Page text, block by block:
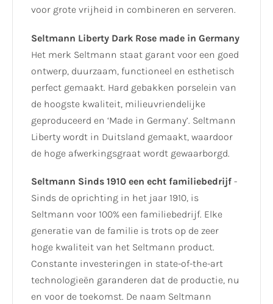
voor grote vrijheid in combineren en serveren.
Seltmann Liberty Dark Rose made in Germany
Het merk Seltmann staat garant voor een goed
ontwerp, duurzaam, functioneel en esthetisch
perfect gemaakt. Hard gebakken porselein van
de hoogste kwaliteit, milieuvriendelijke
geproduceerd en ‘Made in Germany’. Seltmann
Liberty wordt in Duitsland gemaakt, waardoor
de hoge afwerkingsgraat wordt gewaarborgd.
Seltmann Sinds 1910 een echt familiebedrijf -
Sinds de oprichting in het jaar 1910, is
Seltmann voor 100% een familiebedrijf. Elke
generatie van de familie is trots op de zeer
hoge kwaliteit van het Seltmann product.
Constante investeringen in state-of-the-art
technologieën garanderen dat de productie, nu
en voor de toekomst. De naam Seltmann